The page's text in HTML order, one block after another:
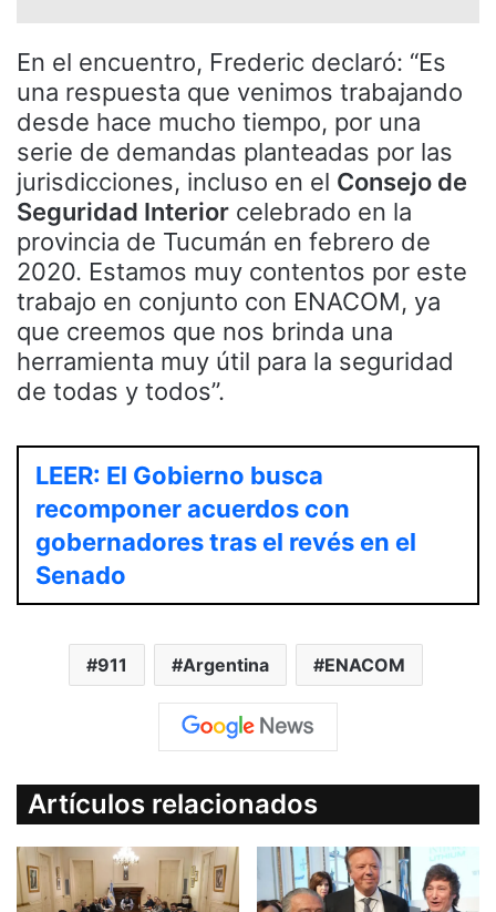
En el encuentro, Frederic declaró: “Es
una respuesta que venimos trabajando
desde hace mucho tiempo, por una
serie de demandas planteadas por las
jurisdicciones, incluso en el Consejo de
Seguridad Interior celebrado en la
provincia de Tucumán en febrero de
2020. Estamos muy contentos por este
trabajo en conjunto con ENACOM, ya
que creemos que nos brinda una
herramienta muy útil para la seguridad
de todas y todos”.
LEER: El Gobierno busca
recomponer acuerdos con
gobernadores tras el revés en el
Senado
911 Argentina ENACOM
Artículos relacionados